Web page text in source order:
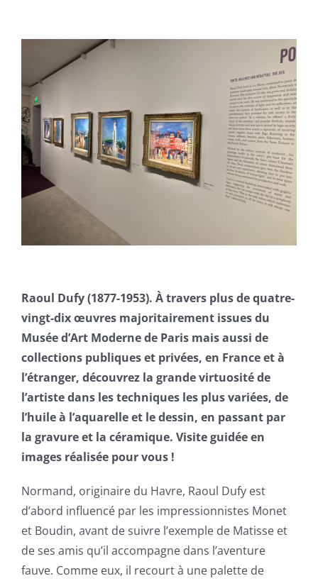
Raoul Dufy (1877-1953). À travers plus de quatre-
vingt-dix œuvres majoritairement issues du
Musée d’Art Moderne de Paris mais aussi de
collections publiques et privées, en France et à
l’étranger, découvrez la grande virtuosité de
l’artiste dans les techniques les plus variées, de
l’huile à l’aquarelle et le dessin, en passant par
la gravure et la céramique. Visite guidée en
images réalisée pour vous !
Normand, originaire du Havre, Raoul Dufy est
d’abord influencé par les impressionnistes Monet
et Boudin, avant de suivre l’exemple de Matisse et
de ses amis qu’il accompagne dans l’aventure
fauve. Comme eux, il recourt à une palette de